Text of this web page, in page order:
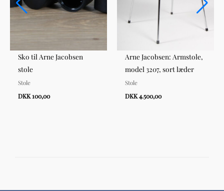
Sko til Arne Jacobsen
stole
Stole
DKK 100,00
Arne Jacobsen: Armstole,
model 3207, sort læder
Stole
DKK 4.500,00